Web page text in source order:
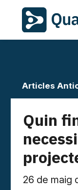
Articles
Quin
26 de maig